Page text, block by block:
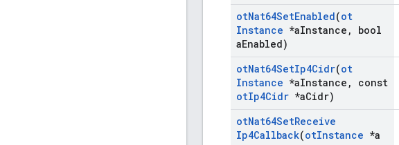
otNat64SetEnabled(ot
Instance *aInstance ,
bool
aEnabled)
otNat64SetIp4Cidr(ot
Instance *aInstance ,
const
otIp4Cidr *aCidr)
otNat64SetReceive
Ip4Callback(otInstance *a